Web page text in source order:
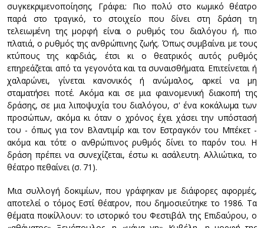
συγκεκριμενοποίησης. Γράφει: Πιο πολύ στο κωμικό θέατρο
παρά στο τραγικό, το στοιχείο που δίνει στη δράση τη
τελειωμένη της μορφή είναι ο ρυθμός του διαλόγου ή, πιο
πλατιά, ο ρυθμός της ανθρώπινης ζωής. Όπως συμβαίνει με τους
κτύπους της καρδιάς, έτσι κι ο θεατρικός αυτός ρυθμός
επηρεάζεται από τα γεγονότα και τα συναισθήματα. Επιτείνεται ή
χαλαρώνει, γίνεται κανονικός ή ανώμαλος, αρκεί να μη
σταματήσει ποτέ. Ακόμα και σε μια φαινομενική διακοπή της
δράσης, σε μια λιποψυχία του διαλόγου, σ' ένα κοκάλωμα των
προσώπων, ακόμα κι όταν ο χρόνος έχει χάσει την υπόστασή
του - όπως για τον Βλαντιμίρ και τον Εστραγκόν του Μπέκετ -
ακόμα και τότε ο ανθρώπινος ρυθμός δίνει το παρόν του. Η
δράση πρέπει να συνεχίζεται, έστω κι ασάλευτη. Αλλιώτικα, το
θέατρο πεθαίνει (σ. 71).
Μια συλλογή δοκιμίων, που γράφηκαν με διάφορες αφορμές,
αποτελεί ο τόμος Εστί θέατρον, που δημοσιεύτηκε το 1986. Τα
θέματα ποικίλλουν: το ιστορικό του Φεστιβάλ της Επιδαύρου, ο